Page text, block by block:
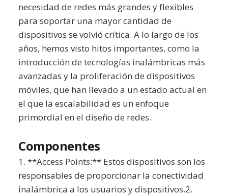
necesidad de redes más grandes y flexibles
para soportar una mayor cantidad de
dispositivos se volvió crítica. A lo largo de los
años, hemos visto hitos importantes, como la
introducción de tecnologías inalámbricas más
avanzadas y la proliferación de dispositivos
móviles, que han llevado a un estado actual en
el que la escalabilidad es un enfoque
primordial en el diseño de redes.
Componentes
1. **Access Points:** Estos dispositivos son los
responsables de proporcionar la conectividad
inalámbrica a los usuarios y dispositivos.2.